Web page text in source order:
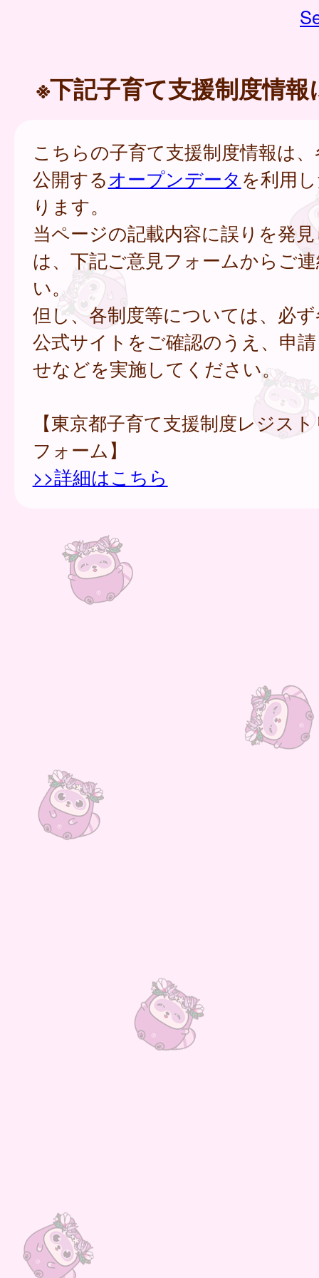
※下記子育て支援制度情
こちらの子育て支援制度情報は
公開するオープンデータ を利用
ります。
当ページの記載内容に誤りを発
は、下記ご意見フォームからご
い。
但し、各制度等については、必
公式サイトをご確認のうえ、申
せなどを実施してください。
【東京都子育て支援制度レジス
フォーム】
>>詳細はこちら